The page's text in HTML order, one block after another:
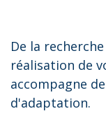
De la
réalisation de
accompagne
d'adaptation.